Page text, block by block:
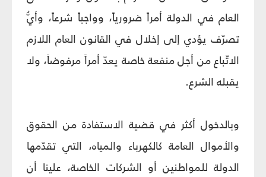
العام في الدولة أمراً ضرورياً، وواجباً شرعاً، وأيُّ
تصرّف يؤدي إلى إخلال في القانون العام اللازم
الاتّباع من أجل منفعة خاصة يعدّ أمراً مرفوضاً، ولا
يقبله الشرع.
وبالدخول أكثر في قضية الاستفادة من الحقوق
والأموال العامة كالكهرباء والمياه، التي تقدّمها
الدولة للمواطنين أو الشركات الخاصة، علينا أن